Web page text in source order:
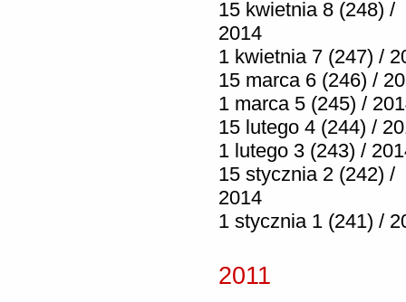
15 kwietnia 8 (248) /
2014
1 kwietnia 7 (247) /
15 marca 6 (246) /
1 marca 5 (245) /
15 lutego 4 (244) /
1 lutego 3 (243) /
15 stycznia 2 (242) /
2014
1 stycznia 1 (241) /
2011